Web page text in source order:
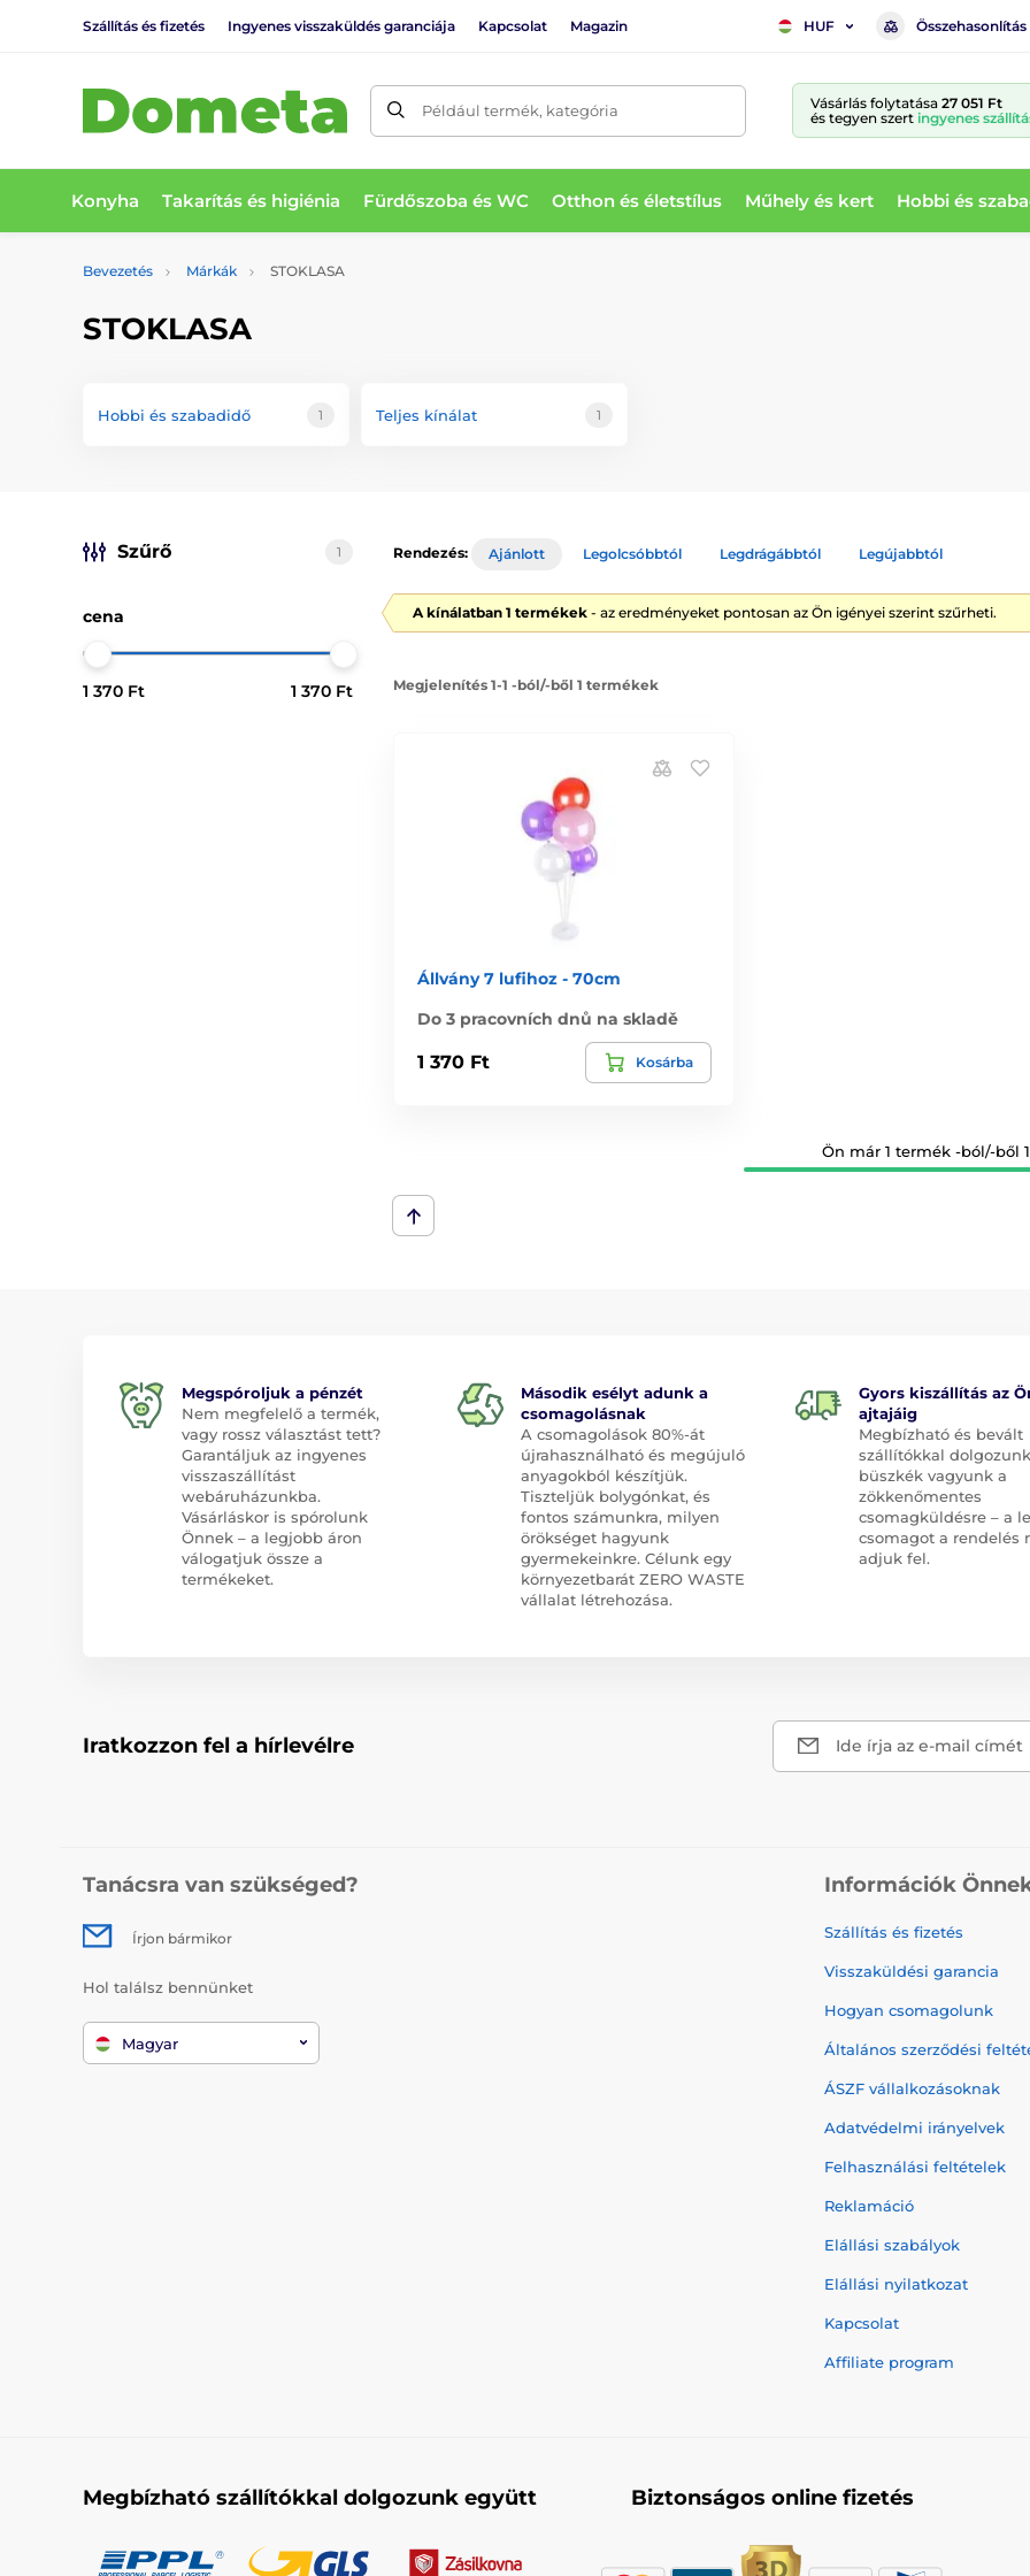
Szállítás és fizetés Ingyenes visszaküldés garanciája Kapcsolat Magazin HUF Összehasonlítás
Például termék, kategória Vásárlás folytatása 27 051 Ft
és tegyen szert ingyenes
Konyha Takarítás és higiénia Fürdőszoba és WC Otthon és életstílus Műhely és kert Hobbi és
Bevezetés Márkák STOKLASA
STOKLASA
Hobbi és szabadidő 1 Teljes kínálat 1
Szűrő 1
cena
1 370 Ft 1 370 Ft
Rendezés: Ajánlott Legolcsóbbtól Legdrágábbtól Legújabbtól
A kínálatban 1 termékek - az eredményeket pontosan az Ön igényei szerint szűrheti.
Megjelenítés 1-1 -ból/-ből 1 termékek
Állvány 7 lufihoz - 70cm
Do 3 pracovních dnů na skladě
1 370 Ft Kosárba
Ön már 1 termék -ból/-ből
Megspóroljuk a pénzét
Nem megfelelő a termék,
vagy rossz választást tett?
Garantáljuk az ingyenes
visszaszállítást
webáruházunkba.
Vásárláskor is spórolunk
Önnek – a legjobb áron
válogatjuk össze a
termékeket.
Második esélyt adunk a
csomagolásnak
A csomagolások 80%-át
újrahasználható és megújuló
anyagokból készítjük.
Tiszteljük bolygónkat, és
fontos számunkra, milyen
örökséget hagyunk
gyermekeinkre. Célunk egy
környezetbarát ZERO WASTE
vállalat létrehozása.
Gyors kiszállítás az
ajtajáig
Megbízható és bevált
szállítókkal
büszkék vagyunk a
zökkenőmentes
csomagküldésre – a
csomagot a rendelés
adjuk fel.
Iratkozzon fel a hírlevélre Ide írja az e-mail címét
Tanácsra van szükséged?
Írjon bármikor
Hol találsz bennünket
Magyar
Információk
Szállítás és fizetés
Visszaküldési garancia
Hogyan csomagolunk
Általános szerződési
ÁSZF vállalkozásoknak
Adatvédelmi irányelvek
Felhasználási feltételek
Reklamáció
Elállási szabályok
Elállási nyilatkozat
Kapcsolat
Affiliate program
Megbízható szállítókkal dolgozunk együtt Biztonságos online fizetés